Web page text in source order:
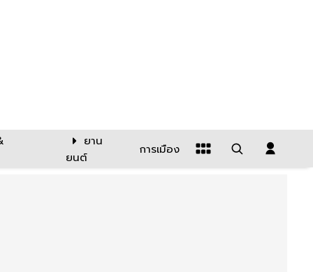
ยาน
ยนต์
การเมือง